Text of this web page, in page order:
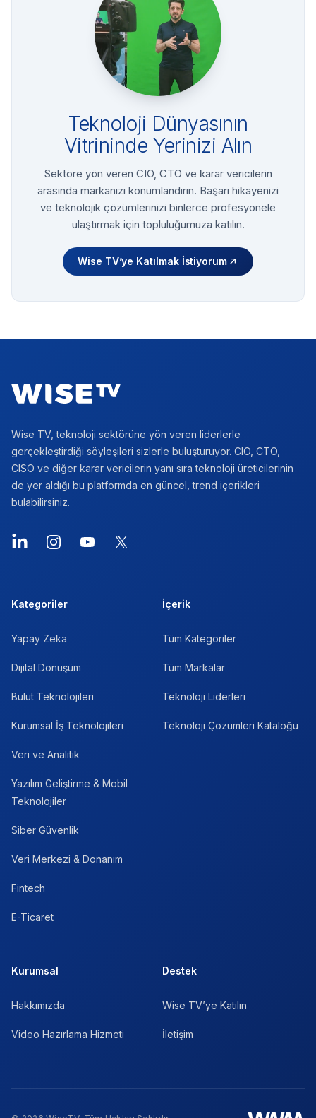
Teknoloji Dünyasının
Vitrininde Yerinizi Alın
Sektöre yön veren CIO, CTO ve karar vericilerin
arasında markanızı konumlandırın. Başarı hikayenizi
ve teknolojik çözümlerinizi binlerce profesyonele
ulaştırmak için topluluğumuza katılın.
Wise TV’ye Katılmak İstiyorum
Wise TV, teknoloji sektörüne yön veren liderlerle
gerçekleştirdiği söyleşileri sizlerle buluşturuyor. CIO, CTO,
CISO ve diğer karar vericilerin yanı sıra teknoloji üreticilerinin
de yer aldığı bu platformda en güncel, trend içerikleri
bulabilirsiniz.
LinkedInInstagramYouTube
X
Kategoriler
Yapay Zeka
Dijital Dönüşüm
Bulut Teknolojileri
Kurumsal İş Teknolojileri
Veri ve Analitik
Yazılım Geliştirme & Mobil
Teknolojiler
Siber Güvenlik
Veri Merkezi & Donanım
Fintech
E-Ticaret
İçerik
Tüm Kategoriler
Tüm Markalar
Teknoloji Liderleri
Teknoloji Çözümleri Kataloğu
Kurumsal
Hakkımızda
Video Hazırlama Hizmeti
Destek
Wise TV’ye Katılın
İletişim